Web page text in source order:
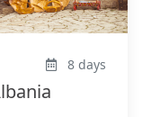
8 days